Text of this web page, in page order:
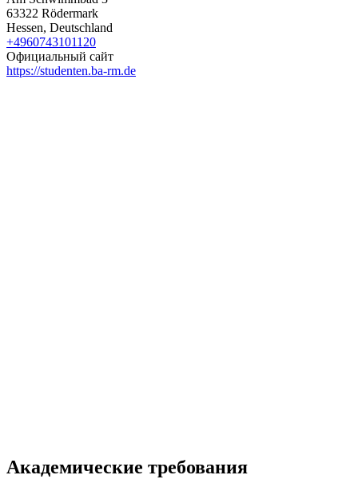
63322 Rödermark
Hessen, Deutschland
+4960743101120
Официальный сайт
https://studenten.ba-rm.de
Академические требования